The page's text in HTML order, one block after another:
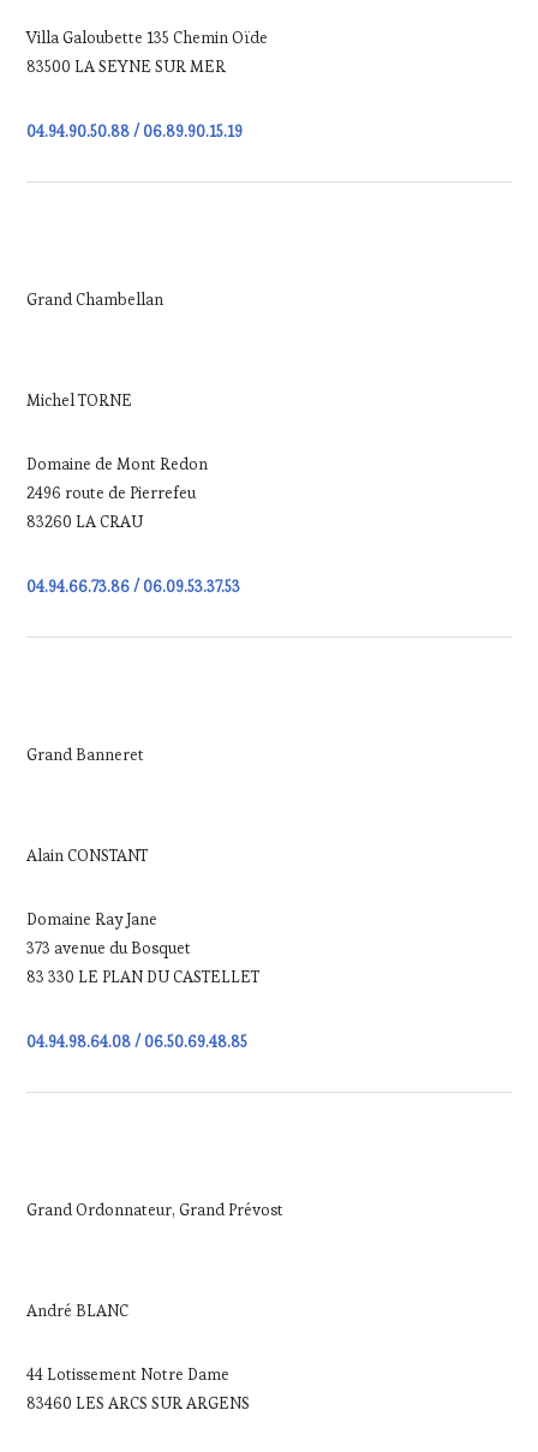
Villa Galoubette 135 Chemin Oïde
83500 LA SEYNE SUR MER
04.94.90.50.88 / 06.89.90.15.19
Grand Chambellan
Michel TORNE
Domaine de Mont Redon
2496 route de Pierrefeu
83260 LA CRAU
04.94.66.73.86 / 06.09.53.37.53
Grand Banneret
Alain CONSTANT
Domaine Ray Jane
373 avenue du Bosquet
83 330 LE PLAN DU CASTELLET
04.94.98.64.08 / 06.50.69.48.85
Grand Ordonnateur, Grand Prévost
André BLANC
44 Lotissement Notre Dame
83460 LES ARCS SUR ARGENS